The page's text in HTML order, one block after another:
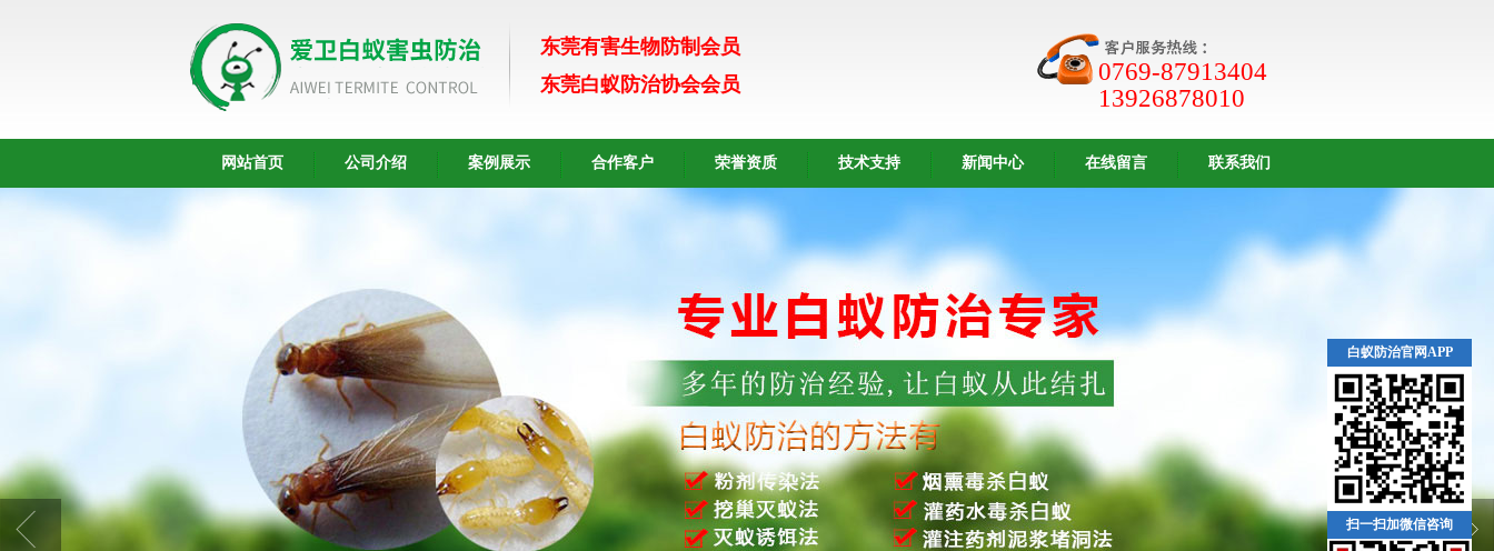
东莞有害生物防制会员
东莞白蚁防治协会会员
0769-87913404
13926878010
网站首页 公司介绍 案例展示 合作客户 荣誉资质 技术支持 新闻中心 在线留言 联系我们
白蚁防治官网APP
扫一扫加微信咨询